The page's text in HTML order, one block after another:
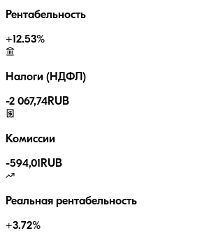
Рентабельность
+12.53%
Налоги (НДФЛ)
-2 067,74RUB
Комиссии
-594,01 RUB
Реальная рентабельность
+3.72%